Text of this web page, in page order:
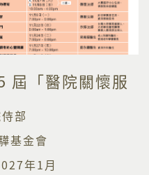
屆「醫院關懷服
部
基金會
年1月